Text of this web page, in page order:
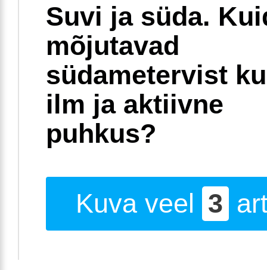
Suvi ja süda.
mõjutavad
südametervist
ilm ja aktiivne
puhkus?
Kuva veel 3